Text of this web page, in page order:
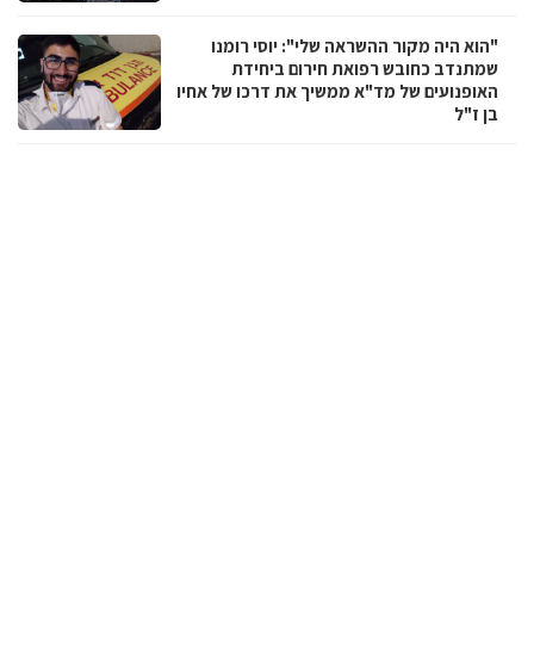
"הוא היה מקור ההשראה שלי": יוסי רומנו
שמתנדב כחובש רפואת חירום ביחידת
האופנועים של מד"א ממשיך את דרכו של אחיו
בן ז"ל